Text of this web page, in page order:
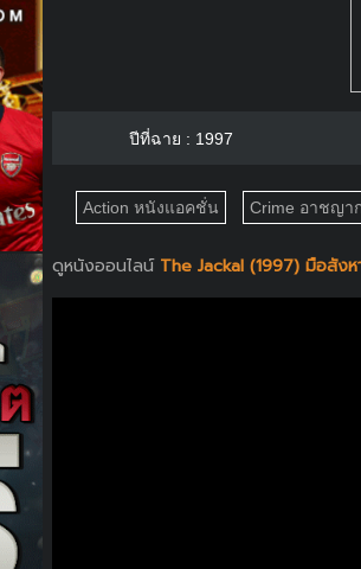
ปีที่ฉาย : 1997
Action หนังแอคชั่น Crime อาชญา
ดูหนังออนไลน์ The Jackal (1997) มือสังห